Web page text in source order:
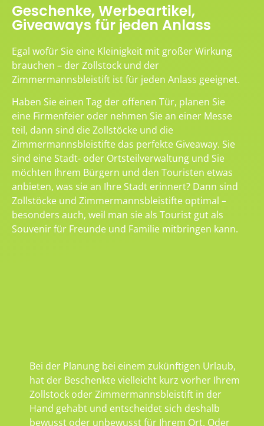
Geschenke, Werbeartikel,
Giveaways für jeden Anlass
Egal wofür Sie eine Kleinigkeit mit großer Wirkung
brauchen – der Zollstock und der
Zimmermannsbleistift ist für jeden Anlass geeignet.
Haben Sie einen Tag der offenen Tür, planen Sie
eine Firmenfeier oder nehmen Sie an einer Messe
teil, dann sind die Zollstöcke und die
Zimmermannsbleistifte das perfekte Giveaway. Sie
sind eine Stadt- oder Ortsteilverwaltung und Sie
möchten Ihrem Bürgern und den Touristen etwas
anbieten, was sie an Ihre Stadt erinnert? Dann sind
Zollstöcke und Zimmermannsbleistifte optimal –
besonders auch, weil man sie als Tourist gut als
Souvenir für Freunde und Familie mitbringen kann.
Bei der Planung bei einem zukünftigen Urlaub,
hat der Beschenkte vielleicht kurz vorher Ihrem
Zollstock oder Zimmermannsbleistift in der
Hand gehabt und entscheidet sich deshalb
bewusst oder unbewusst für Ihrem Ort. Oder